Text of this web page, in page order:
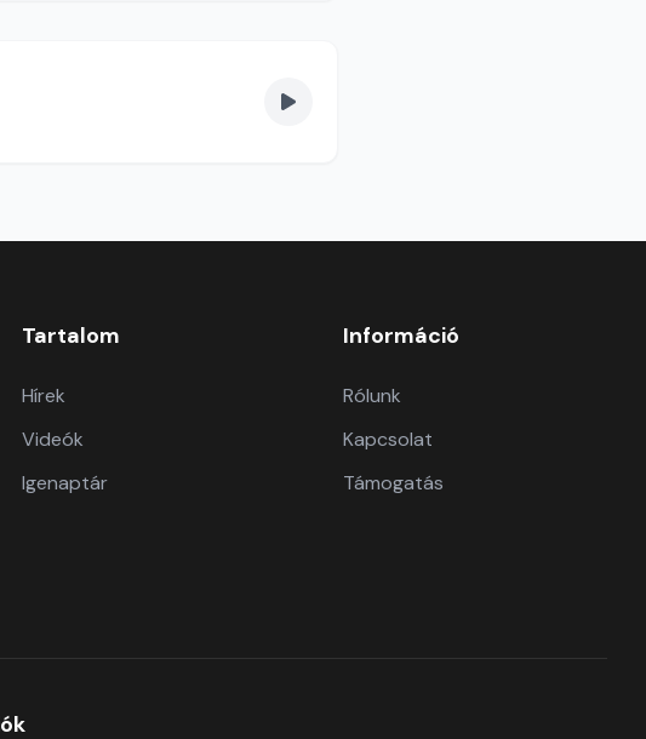
Tartalom
Hírek
Videók
Igenaptár
Információ
Rólunk
Kapcsolat
Támogatás